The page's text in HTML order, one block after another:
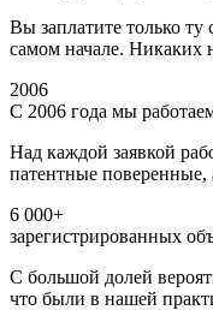
Вы заплатите только
самом начале. Никаких
2006
С 2006 года мы
Над каждой заявкой
патентные поверенные,
6 000+
зарегистрированных
С большой долей
что были в нашей